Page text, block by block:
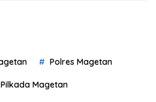
Polres Magetan
Pilkada Magetan